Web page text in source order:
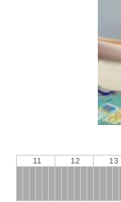
11 12 13